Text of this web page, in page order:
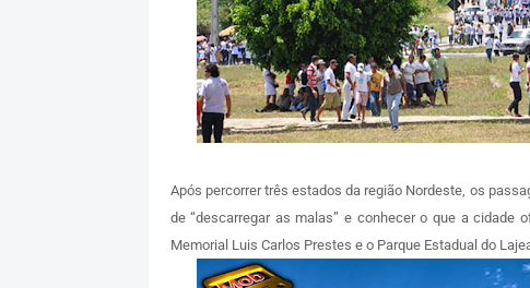
Após percorrer três estados da região Nordeste, os
de “descarregar as malas” e conhecer o que a cidade
Memorial Luis Carlos Prestes e o Parque Estadual do